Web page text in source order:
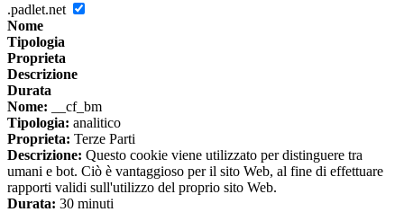
.padlet.net
Nome
Tipologia
Proprieta
Descrizione
Durata
Nome: __cf_bm
Tipologia: analitico
Proprieta: Terze Parti
Descrizione: Questo cookie viene utilizzato per distinguere tra
umani e bot. Ciò è vantaggioso per il sito Web, al fine di effettuare
rapporti validi sull'utilizzo del proprio sito Web.
Durata: 30 minuti